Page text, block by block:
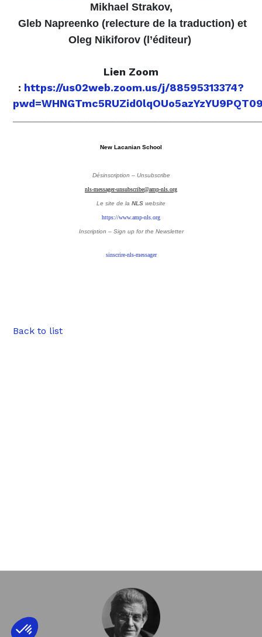
Mikhael Strakov,
Gleb Napreenko (relecture de la traduction) et
Oleg Nikiforov (l’éditeur)
Lien Zoom
: https://us02web.zoom.us/j/88595313374?
New Lacanian School
Désinscription – Unsubscribe
nls-messager-unsubscribe@amp-nls.org
Le site de la NLS website
https://www.amp-nls.org
Inscription – Sign up for the Newsletter
sinscrire-nls-messager
Back to list